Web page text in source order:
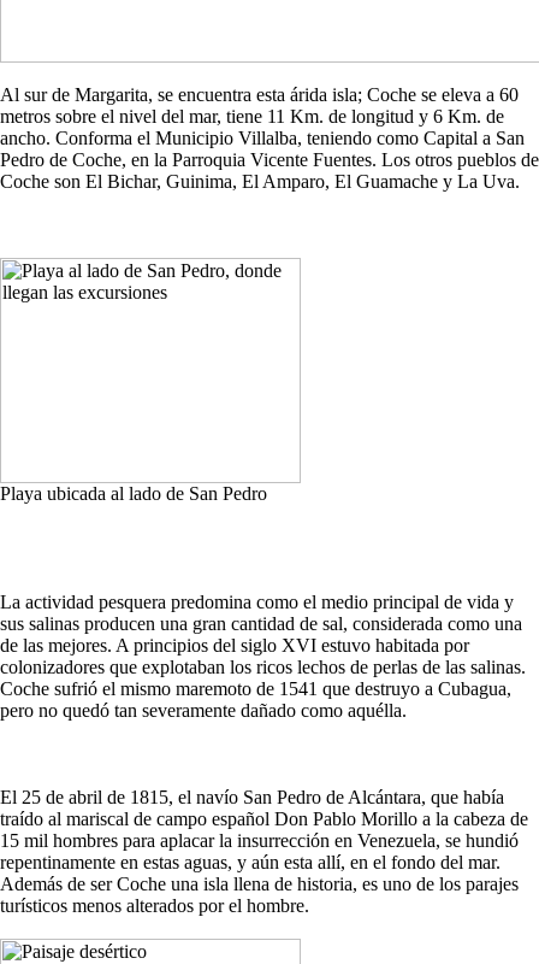
Al sur de Margarita, se encuentra esta árida isla; Coche se eleva a 60
metros sobre el nivel del mar, tiene 11 Km. de longitud y 6 Km. de
ancho. Conforma el Municipio Villalba, teniendo como Capital a San
Pedro de Coche, en la Parroquia Vicente Fuentes. Los otros pueblos de
Coche son El Bichar, Guinima, El Amparo, El Guamache y La Uva.
Playa ubicada al lado de San Pedro
La actividad pesquera predomina como el medio principal de vida y
sus salinas producen una gran cantidad de sal, considerada como una
de las mejores. A principios del siglo XVI estuvo habitada por
colonizadores que explotaban los ricos lechos de perlas de las salinas.
Coche sufrió el mismo maremoto de 1541 que destruyo a Cubagua,
pero no quedó tan severamente dañado como aquélla.
El 25 de abril de 1815, el navío San Pedro de Alcántara, que había
traído al mariscal de campo español Don Pablo Morillo a la cabeza de
15 mil hombres para aplacar la insurrección en Venezuela, se hundió
repentinamente en estas aguas, y aún esta allí, en el fondo del mar.
Además de ser Coche una isla llena de historia, es uno de los parajes
turísticos menos alterados por el hombre.